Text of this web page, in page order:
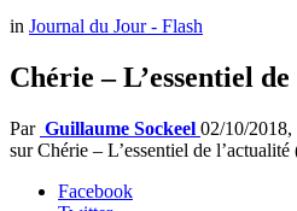
in Journal du Jour - Flash
Chérie – L’essentiel
Par Guillaume Sockeel 02/10/2018,
sur Chérie – L’essentiel de l’actualité
Facebook